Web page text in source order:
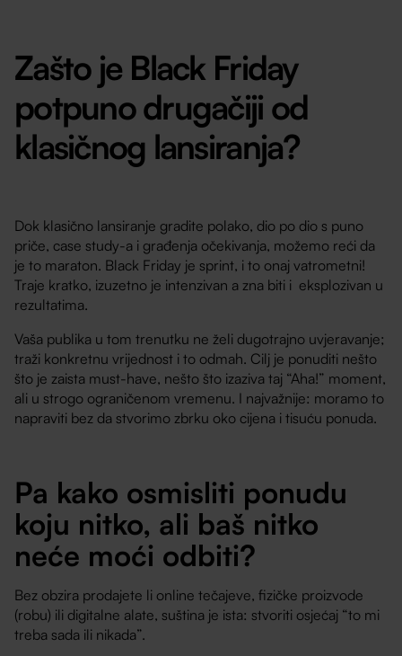
Zašto je Black Friday
potpuno drugačiji od
klasičnog lansiranja?
Dok klasično lansiranje gradite polako, dio po dio s puno
priče, case study-a i građenja očekivanja, možemo reći da
je to maraton. Black Friday je sprint, i to onaj vatrometni!
Traje kratko, izuzetno je intenzivan a zna biti i eksplozivan u
rezultatima.
Vaša publika u tom trenutku ne želi dugotrajno uvjeravanje;
traži konkretnu vrijednost i to odmah. Cilj je ponuditi nešto
što je zaista must-have, nešto što izaziva taj “Aha!” moment,
ali u strogo ograničenom vremenu. I najvažnije: moramo to
napraviti bez da stvorimo zbrku oko cijena i tisuću ponuda.
Pa kako osmisliti ponudu
koju nitko, ali baš nitko
neće moći odbiti?
Bez obzira prodajete li online tečajeve, fizičke proizvode
(robu) ili digitalne alate, suština je ista: stvoriti osjećaj “to mi
treba sada ili nikada”.